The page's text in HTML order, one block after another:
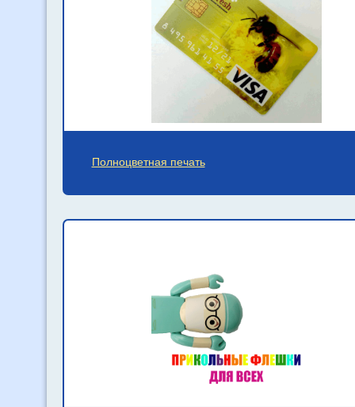
Полноцветная печать